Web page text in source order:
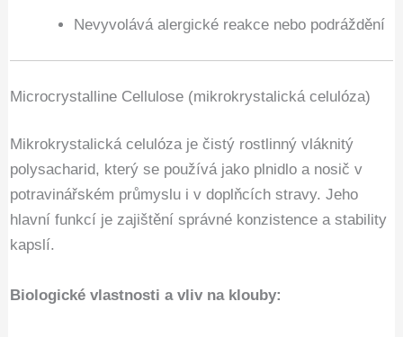
Nevyvolává alergické reakce nebo podráždění
Microcrystalline Cellulose (mikrokrystalická celulóza)
Mikrokrystalická celulóza je čistý rostlinný vláknitý
polysacharid, který se používá jako plnidlo a nosič v
potravinářském průmyslu i v doplňcích stravy. Jeho
hlavní funkcí je zajištění správné konzistence a stability
kapslí.
Biologické vlastnosti a vliv na klouby: